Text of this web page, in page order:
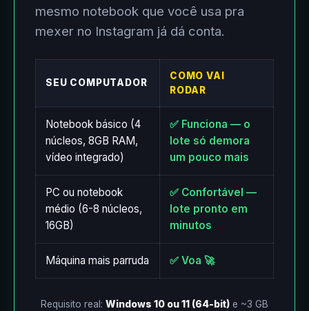
mesmo notebook que você usa pra
mexer no Instagram já dá conta.
SEU COMPUTADOR
COMO VAI
RODAR
Notebook básico (4
núcleos, 8GB RAM,
vídeo integrado)
✅ Funciona — o
lote só demora
um pouco mais
PC ou notebook
médio (6-8 núcleos,
16GB)
✅ Confortável —
lote pronto em
minutos
Máquina mais parruda ✅ Voa 🚀
Requisito real: Windows 10 ou 11 (64-bit) e ~3 GB